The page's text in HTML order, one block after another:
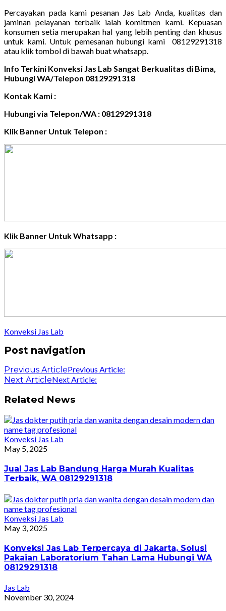
Percayakan pada kami pesanan Jas Lab Anda, kualitas dan
jaminan pelayanan terbaik ialah komitmen kami. Kepuasan
konsumen setia merupakan hal yang lebih penting dan khusus
untuk kami. Untuk pemesanan hubungi kami 08129291318
atau klik tombol di bawah buat whatsapp.
Info Terkini Konveksi Jas Lab Sangat Berkualitas di Bima,
Hubungi WA/Telepon 08129291318
Kontak Kami :
Hubungi via Telepon/WA : 08129291318
Klik Banner Untuk Telepon :
Klik Banner Untuk Whatsapp :
Konveksi Jas Lab
Post navigation
Previous ArticlePrevious Article:
Next ArticleNext Article:
Related News
Konveksi Jas Lab
May 5, 2025
Jual Jas Lab Bandung Harga Murah Kualitas
Terbaik, WA 08129291318
Konveksi Jas Lab
May 3, 2025
Konveksi Jas Lab Terpercaya di Jakarta, Solusi
Pakaian Laboratorium Tahan Lama Hubungi WA
08129291318
Jas Lab
November 30, 2024